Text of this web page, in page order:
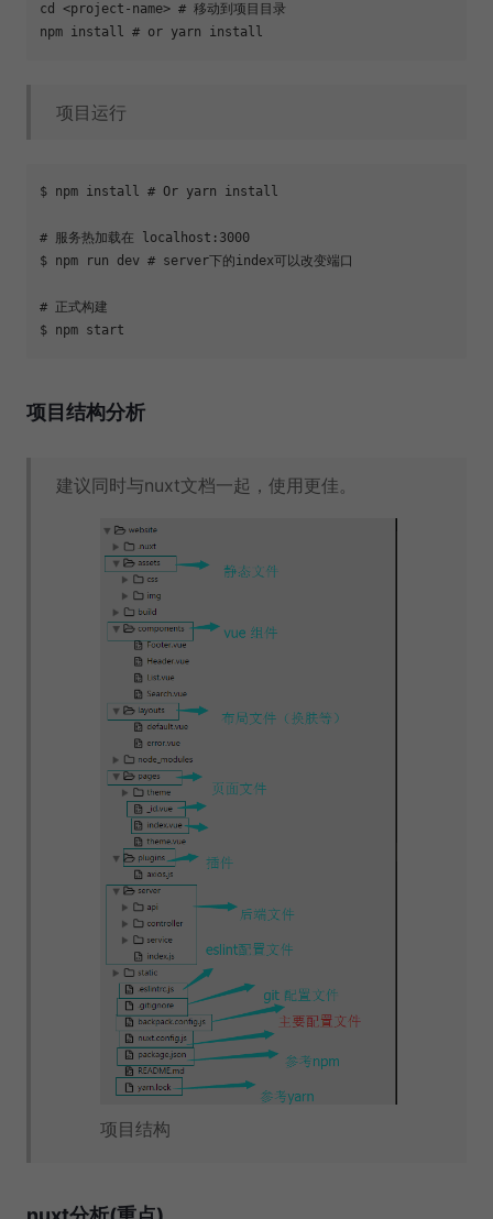
cd
<project-name> # 移动到项目目录
npm install # or yarn install
项目运行
$ npm install # Or yarn install
# 服务热加载在 localhost:3000
$ npm run dev # server下的index可以改变端口
# 正式构建
$ npm start
项目结构分析
建议同时与nuxt文档一起，使用更佳。
项目结构